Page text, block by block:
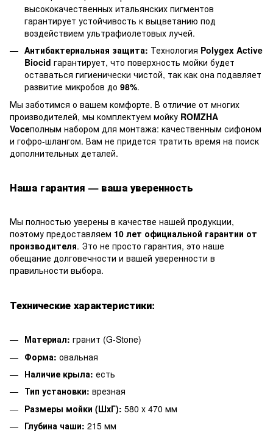
высококачественных итальянских пигментов
гарантирует устойчивость к выцветанию под
воздействием ультрафиолетовых лучей.
Антибактериальная защита: Технология Polygex Active
Biocid гарантирует, что поверхность мойки будет
оставаться гигиенически чистой, так как она подавляет
развитие микробов до 98%.
Мы заботимся о вашем комфорте. В отличие от многих
производителей, мы комплектуем мойку ROMZHA
Voceполным набором для монтажа: качественным сифоном
и гофро-шлангом. Вам не придется тратить время на поиск
дополнительных деталей.
Наша гарантия — ваша уверенность
Мы полностью уверены в качестве нашей продукции,
поэтому предоставляем 10 лет официальной гарантии от
производителя. Это не просто гарантия, это наше
обещание долговечности и вашей уверенности в
правильности выбора.
Технические характеристики:
Материал: гранит (G-Stone)
Форма: овальная
Наличие крыла: есть
Тип установки: врезная
Размеры мойки (ШхГ): 580 х 470 мм
Глубина чаши: 215 мм